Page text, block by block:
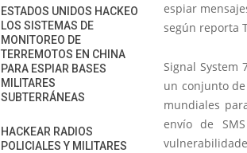
espiar
según reporta
Signal System
un conjunto
mundiales
envío de
ESTADOS UNIDOS HACKEO
LOS SISTEMAS DE
MONITOREO DE
TERREMOTOS EN CHINA
PARA ESPIAR BASES
MILITARES
SUBTERRÁNEAS
HACKEAR RADIOS
POLICIALES Y MILITARES